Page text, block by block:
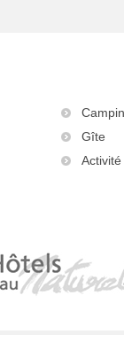
Gîte
Activité